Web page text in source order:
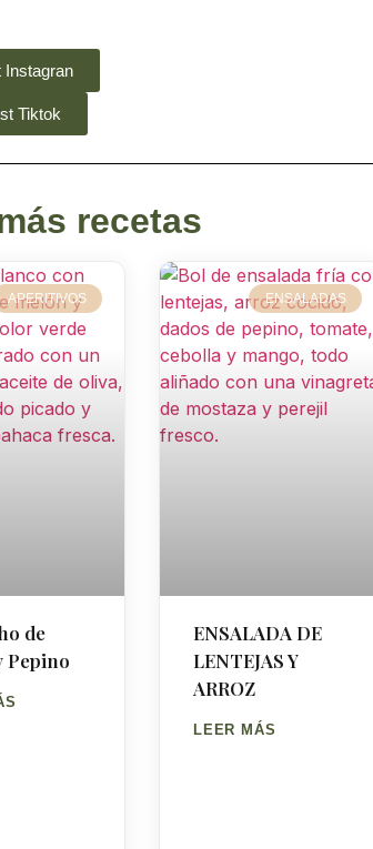
Instagran
Tiktok
recetas
APERITIVOS
de
Pepino
ENSALADAS
ENSALADA DE
LENTEJAS Y
ARROZ
LEER MÁS